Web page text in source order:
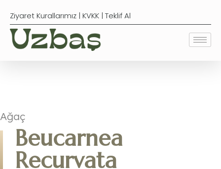
Ziyaret Kurallarımız | KVKK | Teklif Al
Ağaç
Beucarnea
Recurvata